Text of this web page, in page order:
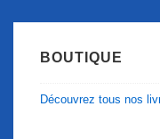
BOUTIQUE
Découvrez tous nos